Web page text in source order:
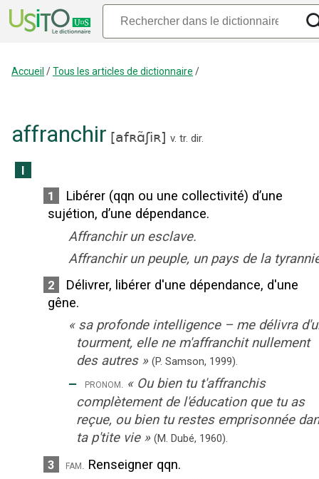
Accueil /Tous les articles de dictionnaire /
affranchir [afʀɑ̃ʃiʀ] v. tr. dir.
I
1
Libérer (qqn ou une collectivité) d’une
sujétion, d’une dépendance.
Affranchir un esclave.
Affranchir un peuple, un pays de la
2
Délivrer, libérer d'une dépendance, d'une
gêne.
« sa profonde intelligence – me délivra
tourment, elle ne m'affranchit nullement
des autres » (P. Samson, 1999).
‒ pronom. « Ou bien tu t'affranchis
complètement de l'éducation que tu as
reçue, ou bien tu restes emprisonnée
ta p'tite vie » (M. Dubé, 1960).
3 fam. Renseigner qqn.